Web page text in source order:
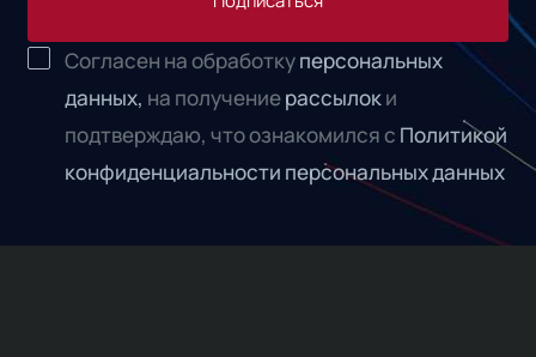
Согласен на обработкуперсональных
данных, на получениерассылоки
подтверждаю, что ознакомился с Политикой
конфиденциальности персональных данных